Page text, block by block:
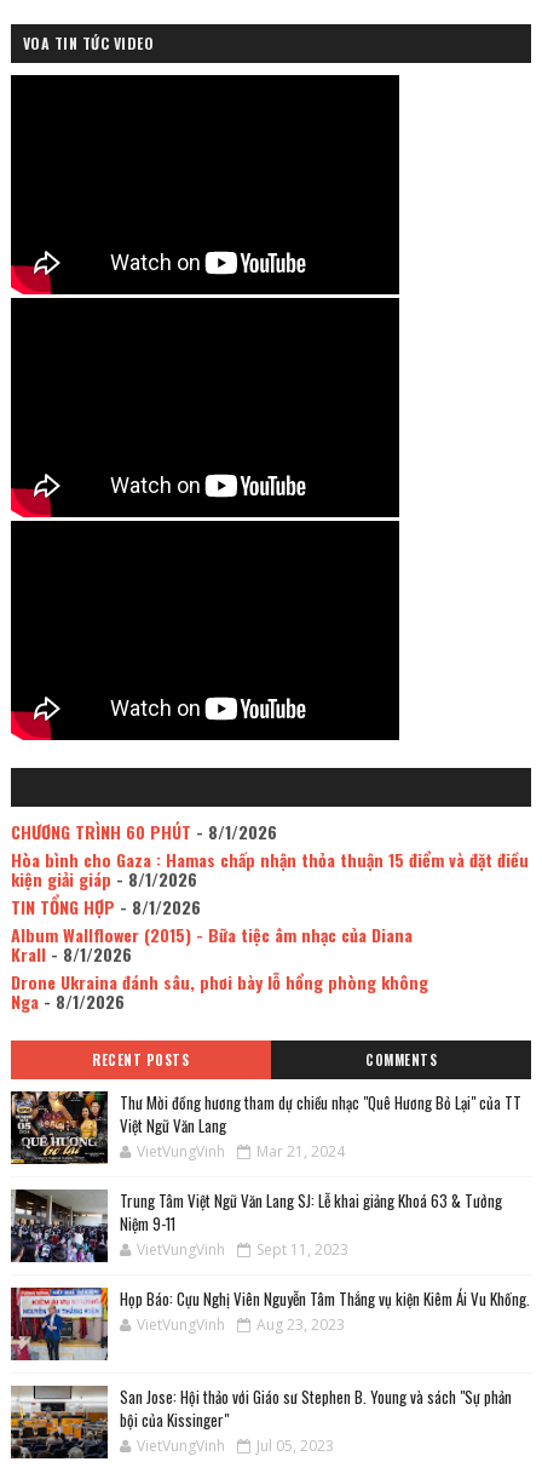
VOA TIN TỨC VIDEO
CHƯƠNG TRÌNH 60 PHÚT - 8/1/2026
Hòa bình cho Gaza : Hamas chấp nhận thỏa thuận 15 điểm và đặt điều
kiện giải giáp - 8/1/2026
TIN TỔNG HỢP - 8/1/2026
Album Wallflower (2015) - Bữa tiệc âm nhạc của Diana
Krall- 8/1/2026
Drone Ukraina đánh sâu, phơi bày lỗ hổng phòng không
Nga- 8/1/2026
RECENT POSTS COMMENTS
Thư Mời đồng hương tham dự chiều nhạc "Quê Hương Bỏ Lại" của TT
Việt Ngữ Văn Lang
VietVungVinh Mar 21, 2024
Trung Tâm Việt Ngữ Văn Lang SJ: Lễ khai giảng Khoá 63 & Tưởng
Niệm 9-11
VietVungVinh Sept 11, 2023
Họp Báo: Cựu Nghị Viên Nguyễn Tâm Thắng vụ kiện Kiêm Ái Vu Khống.
VietVungVinh Aug 23, 2023
San Jose: Hội thảo với Giáo sư Stephen B. Young và sách "Sự phản
bội của Kissinger"
VietVungVinh Jul 05, 2023